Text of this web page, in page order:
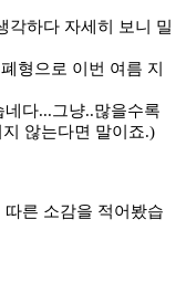
각하다 자세히 보니 밀
형으로 이번 여름 지
다...그냥..많을수록
않는다면 말이죠.)
른 소감을 적어봤습